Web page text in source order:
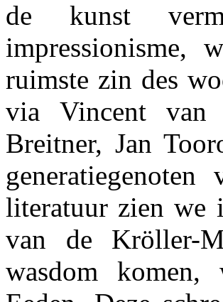
de kunst
impressionisme,
ruimste zin des
via Vincent van
Breitner, Jan
literatuur zien we
van de Kröller-
wasdom komen,